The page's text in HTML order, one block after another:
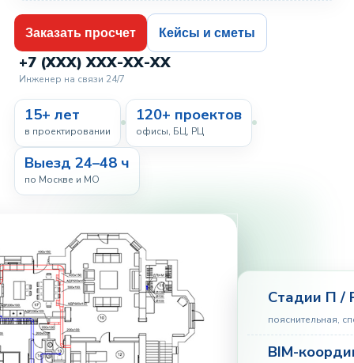
Заказать просчет Кейсы и сметы
+7 (XXX) XXX-XX-XX
Инженер на связи 24/7
15+ лет
в проектировании
120+ проектов
офисы, БЦ, РЦ
Выезд 24–48 ч
по Москве и МО
Стадии П /
пояснительная,
BIM-